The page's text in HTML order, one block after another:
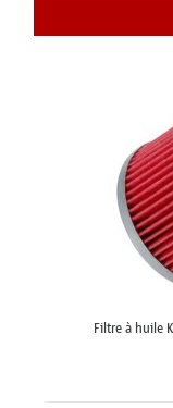
Filtre à huile